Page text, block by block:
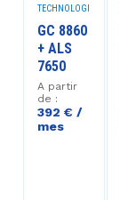
TECHNOLOGIES™
GC 8860
+ ALS
7650
A partir
de :
392 € /
mes